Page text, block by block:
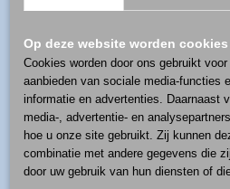
Op deze website worden
Cookies worden door ons gebruikt
aanbieden van sociale media-functies
informatie en advertenties. Daarnaast
media-, advertentie- en
hoe u onze site gebruikt. Zij kunnen
combinatie met andere gegevens die
door uw gebruik van hun diensten of